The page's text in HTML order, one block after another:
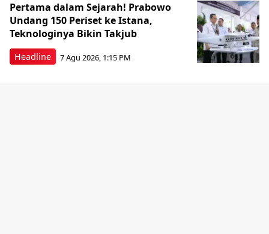
Headline
Pertama dalam Sejarah! Prabowo
Undang 150 Periset ke Istana,
Teknologinya Bikin Takjub
7 Agu 2026, 1:15 PM